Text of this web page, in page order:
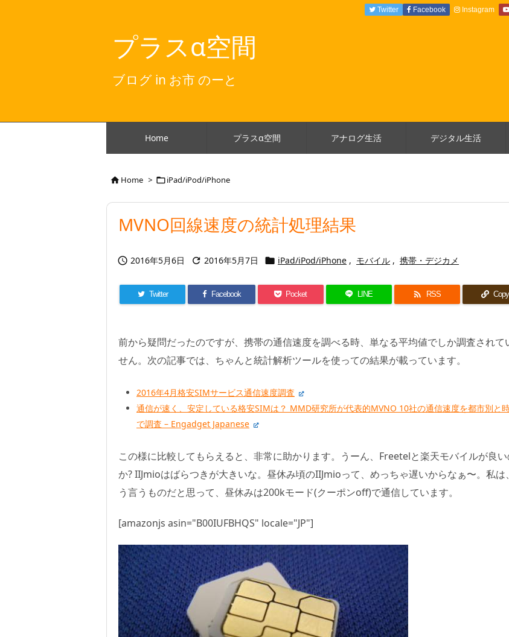
プラスα空間
ブログ in お市 のーと
Home プラスα空間 アナログ生活 デジタル生活
Twitter Facebook Instagram
Home > iPad/iPod/iPhone
MVNO回線速度の統計処理結果
 2016年5月6日  2016年5月7日  iPad/iPod/iPhone , モバイル , 携帯・デジカメ
Twitter Facebook Pocket LINE  RSS Copy
前から疑問だったのですが、携帯の通信速度を調べる時、単なる平均値でしか調査されて
せん。次の記事では、ちゃんと統計解析ツールを使っての結果が載っています。
2016年4月格安SIMサービス通信速度調査
通信が速く、安定している格安SIMは？ MMD研究所が代表的MVNO 10社の通信速度を都市別と
で調査 – Engadget Japanese
この様に比較してもらえると、非常に助かります。うーん、Freetelと楽天モバイルが良
か? IIJmioはばらつきが大きいな。昼休み頃のIIJmioって、めっちゃ遅いからなぁ〜。私は
う言うものだと思って、昼休みは200kモード(クーポンoff)で通信しています。
[amazonjs asin="B00IUFBHQS" locale="JP"]